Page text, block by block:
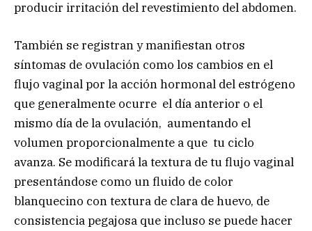
producir irritación del revestimiento del abdomen.
También se registran y manifiestan otros
síntomas de ovulación como los cambios en el
flujo vaginal por la acción hormonal del estrógeno
que generalmente ocurre el día anterior o el
mismo día de la ovulación, aumentando el
volumen proporcionalmente a que tu ciclo
avanza. Se modificará la textura de tu flujo vaginal
presentándose como un fluido de color
blanquecino con textura de clara de huevo, de
consistencia pegajosa que incluso se puede hacer